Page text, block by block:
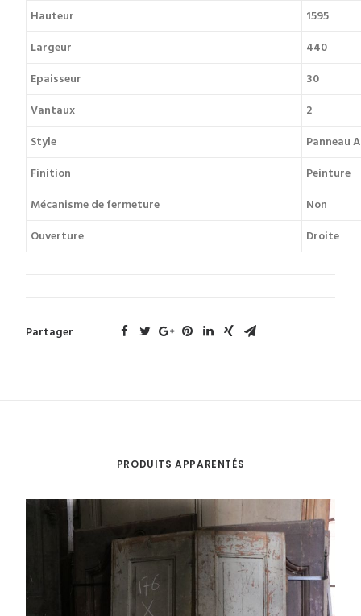
Hauteur
1595
Largeur
440
Epaisseur
30
Vantaux
2
Style
Panneau A
Finition
Peinture
Mécanisme de fermeture
Non
Ouverture
Droite
Partager
PRODUITS APPARENTÉS